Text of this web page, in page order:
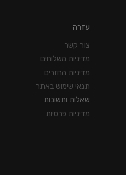
עזרה
צור קשר
מדיניות משלוחים
מדיניות החזרים
תנאי שימוש באתר
שאלות ותשובות
מדיניות פרטיות